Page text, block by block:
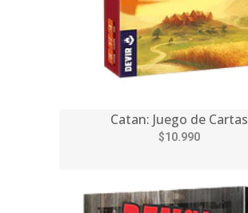
Catan: Juego de Cartas
$10.990